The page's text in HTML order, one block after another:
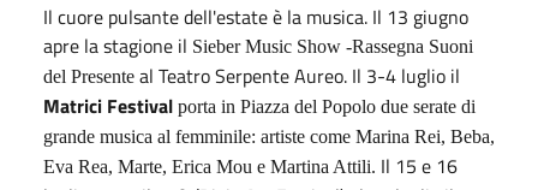
Il cuore pulsante dell'estate è la musica. Il 13 giugno
apre la stagione il Sieber Music Show -Rassegna Suoni
del Presente al Teatro Serpente Aureo. Il 3-4 luglio il
Matrici Festival porta in Piazza del Popolo due serate di
grande musica al femminile: artiste come Marina Rei, Beba,
Eva Rea, Marte, Erica Mou e Martina Attili. Il 15 e 16